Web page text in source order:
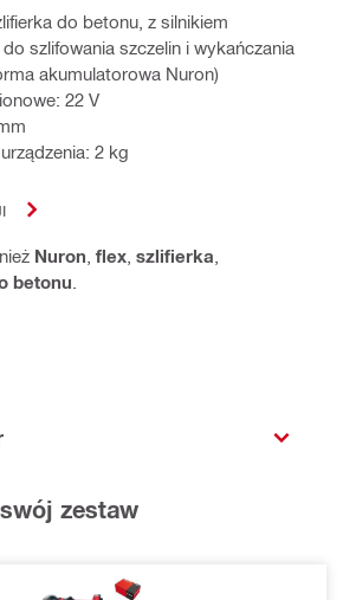
do betonu, z silnikiem
szlifowania szczelin i wykańczania
akumulatorowa Nuron)
22 V
2 kg
Nuron flex szlifierka
betonu
zestaw